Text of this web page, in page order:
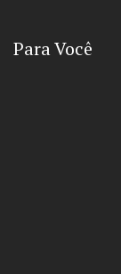
Para Você